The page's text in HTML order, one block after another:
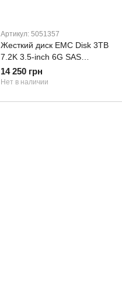
Артикул: 5051357
Жесткий диск EMC Disk 3TB
7.2K 3.5-inch 6G SAS
(005051357)
14 250 грн
Нет в наличии